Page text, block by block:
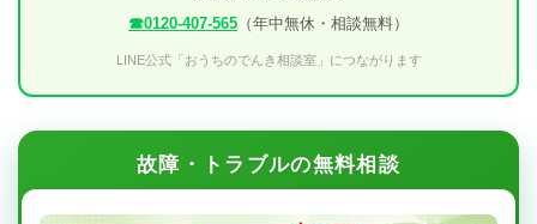
☎0120-407-565 （年中無休・相談無料）
LINE公式「おうちのでんき相談室」につながります
故障・トラブルの無料相談